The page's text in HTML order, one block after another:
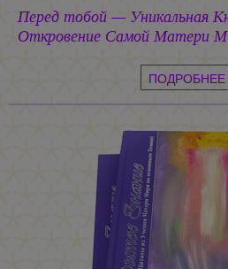
Перед тобой — Уникальная
Откровение Самой Матери
ПОДРОБНЕЕ